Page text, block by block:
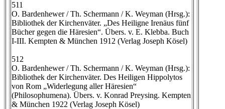
511
O. Bardenhewer / Th. Schermann / K. Weyman (Hrsg.):
Bibliothek der Kirchenväter. „Des Heiligne Irenäus fünf
Bücher gegen die Häresien“. Übers. v. E. Klebba. Buch
I-III. Kempten & München 1912 (Verlag Joseph Kösel)
512
O. Bardenhewer / Th. Schermann / K. Weyman (Hrsg.):
Bibliothek der Kirchenväter. Des Heiligen Hippolytos
von Rom „Widerlegung aller Häresien“
(Philosophumena). Übers. v. Konrad Preysing. Kempten
& München 1922 (Verlag Joseph Kösel)